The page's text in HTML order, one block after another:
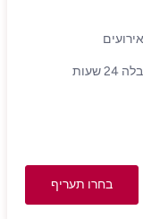
דלפק קבלה 24 שעות
בחרו תעריף